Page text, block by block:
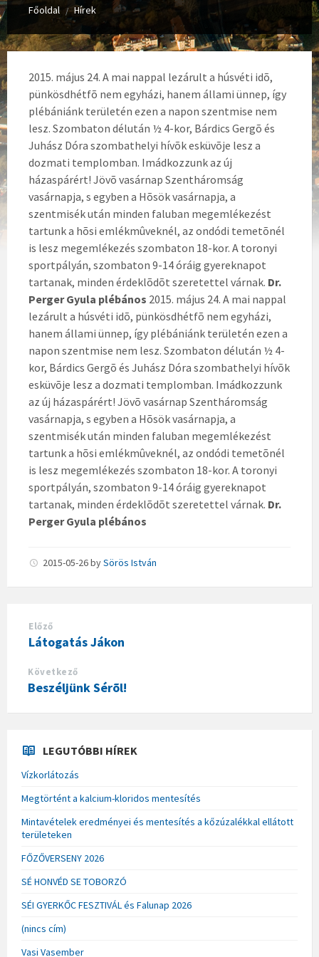
Főoldal / Hírek
2015. május 24. A mai nappal lezárult a húsvéti idõ,
pünkösdhétfõ nem egyházi, hanem állami ünnep, így
plébániánk területén ezen a napon szentmise nem
lesz. Szombaton délután ½ 4-kor, Bárdics Gergõ és
Juhász Dóra szombathelyi hívõk esküvõje lesz a
dozmati templomban. Imádkozzunk az új
házaspárért! Jövõ vasárnap Szentháromság
vasárnapja, s egyben a Hõsök vasárnapja, a
szentmisék után minden faluban megemlékezést
tartunk a hõsi emlékmûveknél, az ondódi temetõnél
is lesz megemlékezés szombaton 18-kor. A toronyi
sportpályán, szombaton 9-14 óráig gyereknapot
tartanak, minden érdeklõdõt szeretettel várnak. Dr.
Perger Gyula plébános 2015. május 24. A mai nappal
lezárult a húsvéti idõ, pünkösdhétfõ nem egyházi,
hanem állami ünnep, így plébániánk területén ezen a
napon szentmise nem lesz. Szombaton délután ½ 4-
kor, Bárdics Gergõ és Juhász Dóra szombathelyi hívõk
esküvõje lesz a dozmati templomban. Imádkozzunk
az új házaspárért! Jövõ vasárnap Szentháromság
vasárnapja, s egyben a Hõsök vasárnapja, a
szentmisék után minden faluban megemlékezést
tartunk a hõsi emlékmûveknél, az ondódi temetõnél
is lesz megemlékezés szombaton 18-kor. A toronyi
sportpályán, szombaton 9-14 óráig gyereknapot
tartanak, minden érdeklõdõt szeretettel várnak. Dr.
Perger Gyula plébános
2015-05-26bySörös István
Előző
Látogatás Jákon
Következő
Beszéljünk Sérõl!
LEGUTÓBBI HÍREK
Vízkorlátozás
Megtörtént a kalcium-kloridos mentesítés
Mintavételek eredményei és mentesítés a kőzúzalékkal ellátott
területeken
FŐZŐVERSENY 2026
SÉ HONVÉD SE TOBORZÓ
SÉI GYERKŐC FESZTIVÁL és Falunap 2026
(nincs cím)
Vasi Vasember